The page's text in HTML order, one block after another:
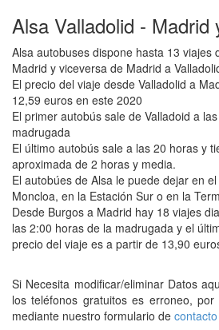
Alsa Valladolid - Madrid
Alsa autobuses dispone hasta 13 viajes
Madrid y viceversa de Madrid a
El precio del viaje desde Valladolid a
12,59 euros en este 2020
El primer autobús sale de Valladoid a
madrugada
El último autobús sale a las 20 horas y
aproximada de 2 horas y media.
El autobúes de Alsa le puede dejar en
Moncloa, en la Estación Sur o en la
Desde Burgos a Madrid hay 18 viajes
las 2:00 horas de la madrugada y el
precio del viaje es a partir de 13,90
Si Necesita modificar/eliminar Datos
los teléfonos gratuitos es erroneo,
mediante nuestro formulario de contacto